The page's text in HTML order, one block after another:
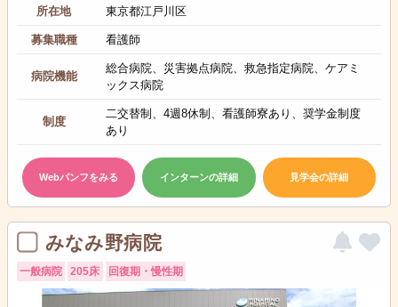
所在地 東京都江戸川区
募集職種 看護師
病院機能
総合病院、災害拠点病院、救急指定病院、ケアミ
ックス病院
制度
二交替制、4週8休制、看護師寮あり、奨学金制度
あり
Webパンフをみる インターンの詳細 見学会の詳細
みなみ野病院
一般病院 205床 回復期・慢性期